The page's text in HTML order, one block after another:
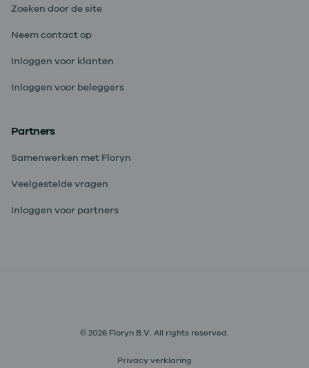
Zoeken door de site
Neem contact op
Inloggen voor klanten
Inloggen voor beleggers
Partners
Samenwerken met Floryn
Veelgestelde vragen
Inloggen voor partners
© 2026 Floryn B.V. All rights reserved.
Privacy verklaring